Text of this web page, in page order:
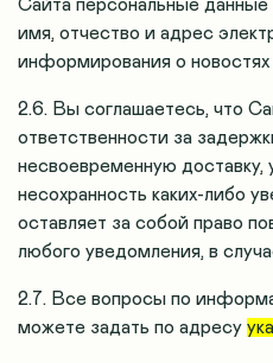
Сайта персональные
имя, отчество и адрес
информирования о
2.6. Вы соглашаетесь, что
ответственности за
несвоевременную доставку,
несохранность каких-либо
оставляет за собой право
любого уведомления, в
2.7. Все вопросы по
можете задать по адресу